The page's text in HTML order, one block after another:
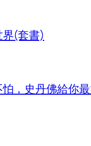
(套書)
，史丹佛給你